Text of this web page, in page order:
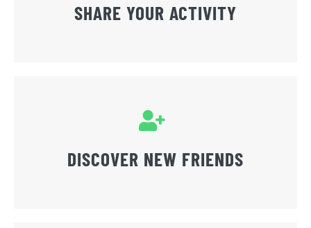
SHARE YOUR ACTIVITY
DISCOVER NEW FRIENDS